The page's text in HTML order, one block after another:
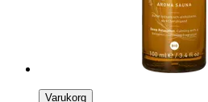
Varukorg